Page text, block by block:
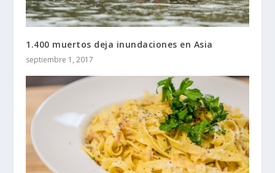
1.400 muertos deja inundaciones en Asia
septiembre 1, 2017